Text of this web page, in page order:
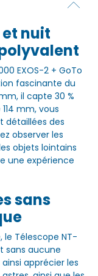
et nuit
EXOS-2 + GoTo
fascinante du
il capte 30 %
mm, vous
détaillées des
observer les
objets lointains
une expérience
sans
le Télescope NT-
sans aucune
apprécier les